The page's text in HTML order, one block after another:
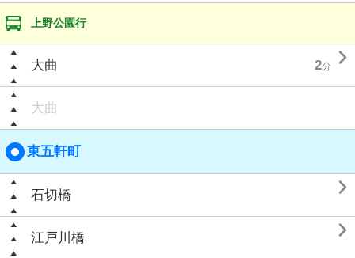
上野公園行
大曲 2分 
大曲
東五軒町
石切橋 
江戸川橋 